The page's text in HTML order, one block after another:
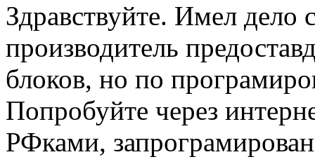
Здравствуйте. Имел дело
производитель
блоков, но по
Попробуйте через
РФками,